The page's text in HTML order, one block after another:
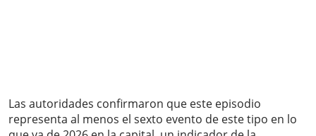
Las autoridades confirmaron que este episodio
representa al menos el sexto evento de este tipo en lo